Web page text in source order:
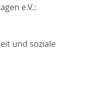
e.V.:
und soziale